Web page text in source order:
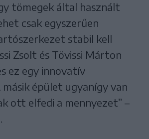
tömegek által használt
csak egyszerűen
stabil kell
Zsolt és Tövissi Márton
ez egy innovatív
másik épület ugyanígy van
ott elfedi a mennyezet” –